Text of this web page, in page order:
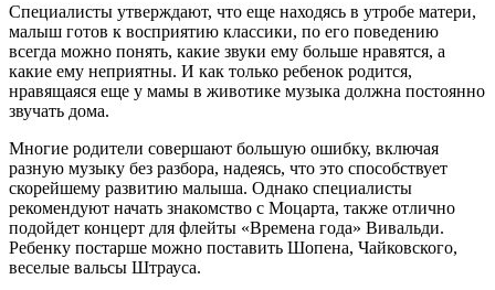
Специалисты утверждают, что еще находясь в утробе матери,
малыш готов к восприятию классики, по его поведению
всегда можно понять, какие звуки ему больше нравятся, а
какие ему неприятны. И как только ребенок родится,
нравящаяся еще у мамы в животике музыка должна постоянно
звучать дома.
Многие родители совершают большую ошибку, включая
разную музыку без разбора, надеясь, что это способствует
скорейшему развитию малыша. Однако специалисты
рекомендуют начать знакомство с Моцарта, также отлично
подойдет концерт для флейты «Времена года» Вивальди.
Ребенку постарше можно поставить Шопена, Чайковского,
веселые вальсы Штрауса.